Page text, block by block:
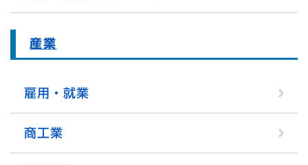
産業
雇用・就業
商工業